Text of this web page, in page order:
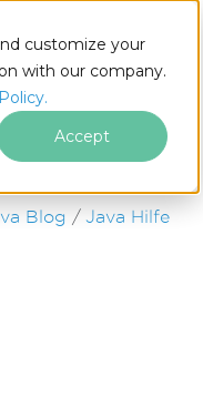
customize your
with our company.
Accept
Blog
Java Hilfe